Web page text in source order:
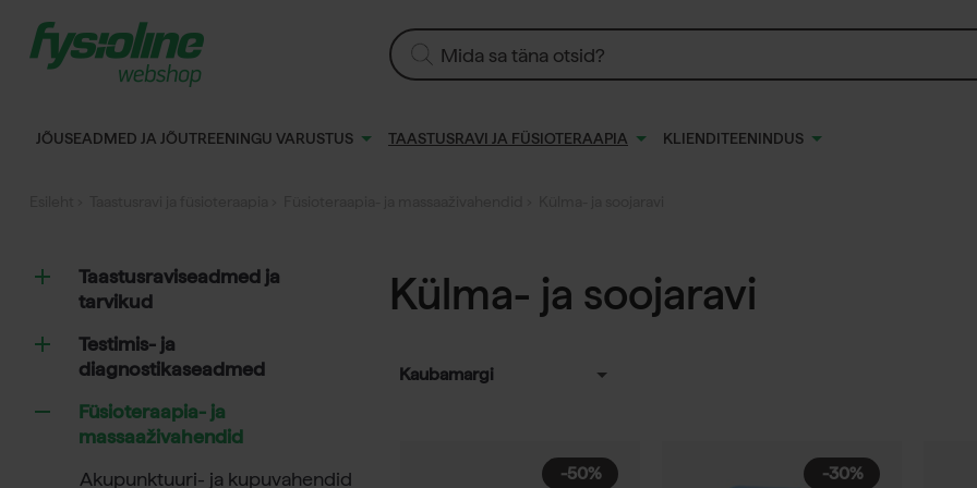
sisältöön
Products
search
JÕUSEADMED JA JÕUTREENINGU VARUSTUS TAASTUSRAVI JA FÜSIOTERAAPIA KLIENDITEENINDUS
Taastusraviseadmed ja
tarvikud
Testimis- ja
diagnostikaseadmed
Füsioteraapia- ja
massaaživahendid
Akupunktuuri- ja kupuvahendid
Külma- ja soojaravi
Kaubamargi
-50% -30%